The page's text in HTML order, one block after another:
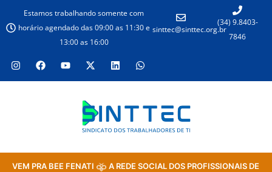
Estamos trabalhando somente com
horário agendado das 09:00 as 11:30 e
13:00 as 16:00
sinttec@sinttec.org.br
(34) 9.8403-
7846
VEM PRA BEE FENATI
A REDE SOCIAL DOS PROFISSIONAIS DE